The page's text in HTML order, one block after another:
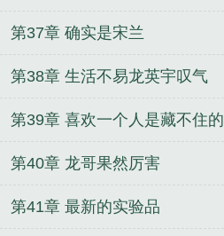
第37章 确实是宋兰
第38章 生活不易龙英宇叹气
第39章 喜欢一个人是藏不住的
第40章 龙哥果然厉害
第41章 最新的实验品